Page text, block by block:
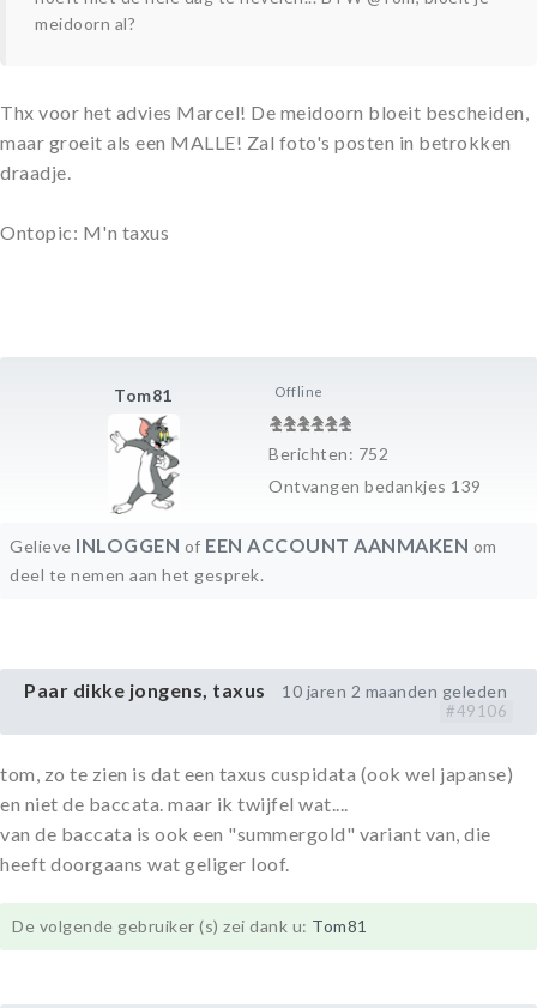
Tom81 Offline
Berichten: 752
Ontvangen bedankjes 139
meidoorn al?
Thx voor het advies Marcel! De meidoorn bloeit bescheiden,
maar groeit als een MALLE! Zal foto's posten in betrokken
draadje.
Ontopic: M'n taxus
Gelieve INLOGGEN of EEN ACCOUNT AANMAKEN om
deel te nemen aan het gesprek.
Paar dikke jongens, taxus 10 jaren 2 maanden geleden
#49106
tom, zo te zien is dat een taxus cuspidata (ook wel japanse)
en niet de baccata. maar ik twijfel wat....
van de baccata is ook een "summergold" variant van, die
heeft doorgaans wat geliger loof.
De volgende gebruiker (s) zei dank u: Tom81